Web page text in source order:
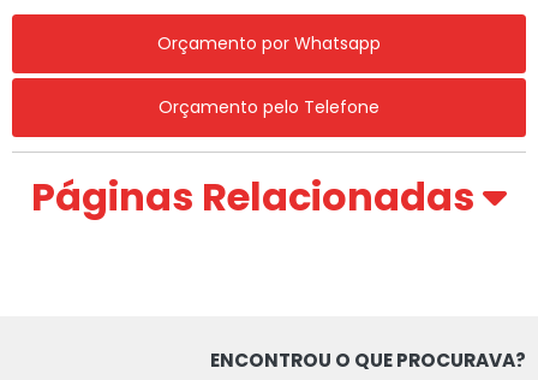
Orçamento por Whatsapp
Orçamento pelo Telefone
Páginas Relacionadas
ENCONTROU O QUE PROCURAVA?